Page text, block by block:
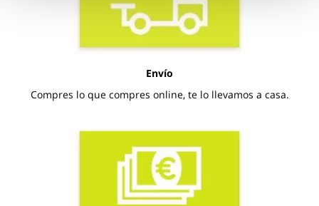
Envío
Compres lo que compres online, te lo llevamos a casa.